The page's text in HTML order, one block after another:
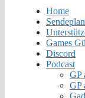
Home
Sendeplan
Games
Discord
Podcast
GP
GP